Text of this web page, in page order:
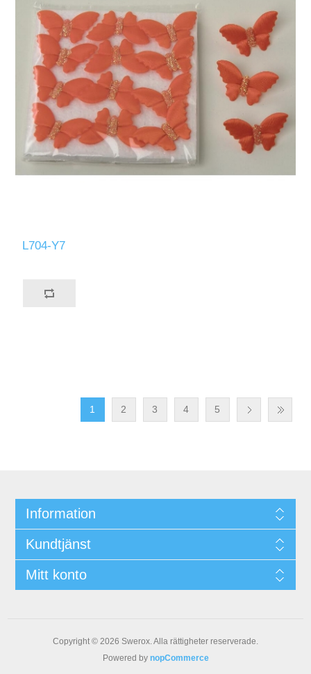
L704-Y7
1 2 3 4 5
Information
Kundtjänst
Mitt konto
Copyright © 2026 Swerox. Alla rättigheter reserverade.
Powered by nopCommerce